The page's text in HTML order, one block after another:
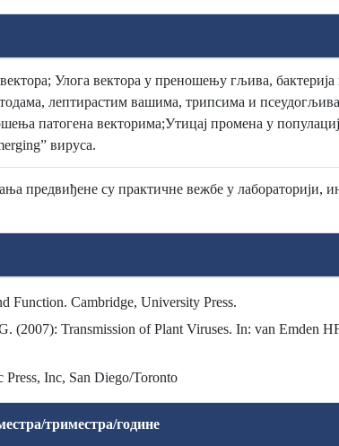
Улога вектора у преношењу гљива,
лептирастим вашима, трипсима и
патогена векторима;Утицај промена у
вируса.
предвиђене су практичне вежбе у лабораторији,
Function. Cambridge, University Press.
(2007): Transmission of Plant Viruses. In: van Emden
Inc, San Diego/Toronto
триместра/године